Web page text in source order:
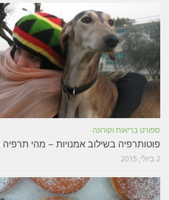
ספורט בריאות וקורונה
פוטותרפיה בשילוב אמנויות – מהי תרפיה
2 ביולי, 2015